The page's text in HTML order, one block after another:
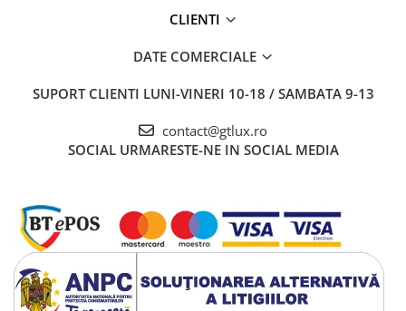
CLIENTI
DATE COMERCIALE
SUPORT CLIENTI LUNI-VINERI 10-18 / SAMBATA 9-13
contact@gtlux.ro
SOCIAL URMARESTE-NE IN SOCIAL MEDIA